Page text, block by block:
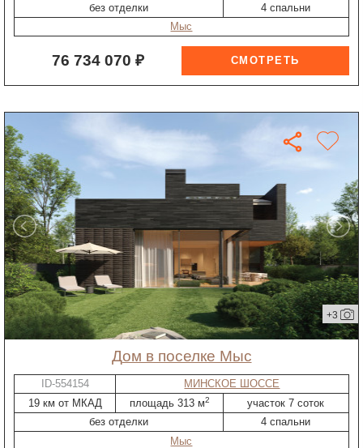
без отделки
4 спальни
Мыс
76 734 070 ₽
+3
дом в поселке Мыс
ID-554154
МИНСКОЕ ШОССЕ
19 км от МКАД
площадь 313 м2
участок 7 соток
без отделки
4 спальни
Мыс